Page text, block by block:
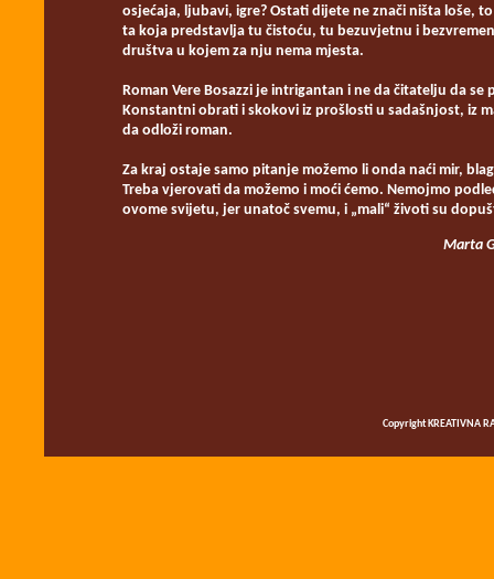
osjećaja, ljubavi, igre? Ostati dijete ne znači ništa loše,
ta koja predstavlja tu čistoću, tu bezuvjetnu i
društva u kojem za nju nema mjesta.
Roman Vere Bosazzi je intrigantan i ne da čitatelju da
Konstantni obrati i skokovi iz prošlosti u sadašnjost, iz
da odloži roman.
Za kraj ostaje samo pitanje možemo li onda naći mir,
Treba vjerovati da možemo i moći ćemo. Nemojmo
ovome svijetu, jer unatoč svemu, i „mali“ životi su
Marta
Copyright KREATIVNA